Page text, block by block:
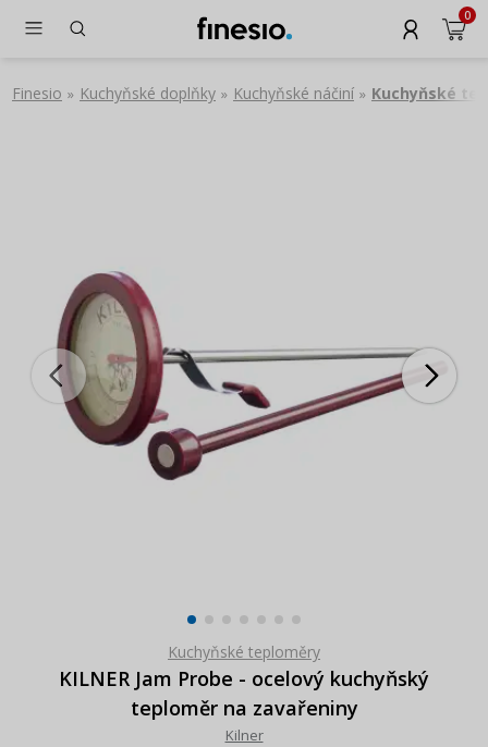
0
Finesio » Kuchyňské doplňky » Kuchyňské náčiní » Kuchyňské
Kuchyňské teploměry
KILNER Jam Probe - ocelový kuchyňský
teploměr na zavařeniny
Kilner